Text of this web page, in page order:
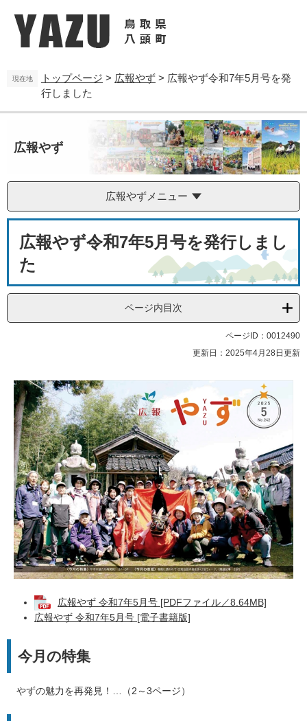
現在地 トップページ > 広報やず > 広報やず令和7年5月号を発
行しました
広報やず
広報やずメニュー
広報やず令和7年5月号を発行しまし
た
ページ内目次
ページID：0012490
更新日：2025年4月28日更新
広報やず 令和7年5月号 [PDFファイル／8.64MB]
広報やず 令和7年5月号 [電子書籍版]
今月の特集
やずの魅力を再発見！…（2～3ページ）